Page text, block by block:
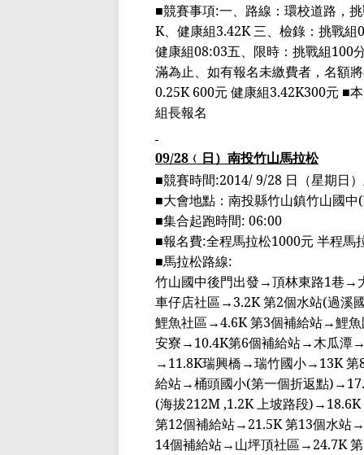
■競賽事項:一、路線：環校道路，
K、健康組3.42K三、檢錄：挑戰組
健康組08:03五、限時：挑戰組100
滿為止、如有報名未繳費者，名額
0.25K 600元 健康組3.42K300元 ■
組長報名
09/28 ﹙ 日） 南投竹山馬拉松
■競賽時間:2014/ 9/28 日（星期日
■大會地點：南投縣竹山鎮竹山國中(
■集合起跑時間: 06:00
■報名費:全程馬拉松1000元 半程馬
■馬拉松路線:
竹山國中後門出發→頂林東路1巷→
車仔店社區→3.2K第2個水站(過溪
鯉魚社區→4.6K第3個補給站→鯉
安寮→10.4K第6個補給站→木瓜潭
→11.8K瑞興橋→瑞竹國小→13K第
給站→桶頭國小(第一個折返點
(海拔212M ,1.2K上坡路段)→18.6K
第12個補給站→21.5K第13個水站→
14個補給站→山坪頂社區→24.7K第